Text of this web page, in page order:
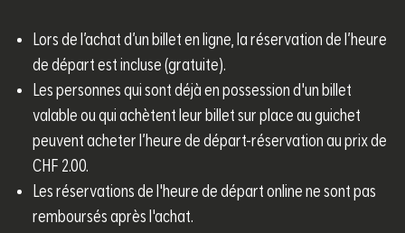
Lors de l’achat d’un billet en ligne, la réservation de l’heure
de départ est incluse (gratuite).
Les personnes qui sont déjà en possession d'un billet
valable ou qui achètent leur billet sur place au guichet
peuvent acheter l’heure de départ-réservation au prix de
CHF 2.00.
Les réservations de l'heure de départ online ne sont pas
remboursés après l'achat.